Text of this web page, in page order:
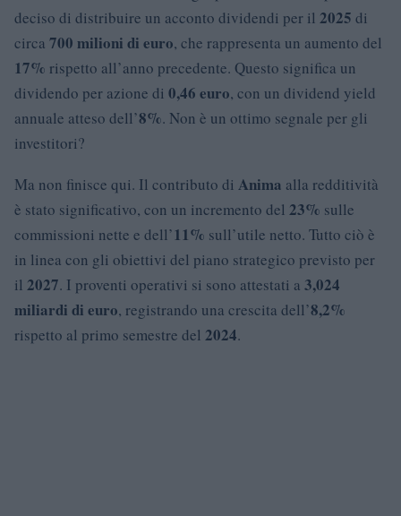
deciso di distribuire un acconto dividendi per il 2025 di
circa 700 milioni di euro, che rappresenta un aumento del
17% rispetto all’anno precedente. Questo significa un
dividendo per azione di 0,46 euro, con un dividend yield
annuale atteso dell’8%. Non è un ottimo segnale per gli
investitori?
Ma non finisce qui. Il contributo di Anima alla redditività
è stato significativo, con un incremento del 23% sulle
commissioni nette e dell’11% sull’utile netto. Tutto ciò è
in linea con gli obiettivi del piano strategico previsto per
il 2027. I proventi operativi si sono attestati a 3,024
miliardi di euro, registrando una crescita dell’8,2%
rispetto al primo semestre del 2024.